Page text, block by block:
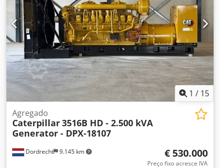
1 / 15
Dordrecht 9.145 km
Agregado
Caterpillar3516B HD - 2.500 kVA
Generator - DPX-18107
€ 530.000
Preço fixo acresce IVA